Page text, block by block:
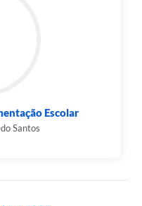
Escolar
Santos